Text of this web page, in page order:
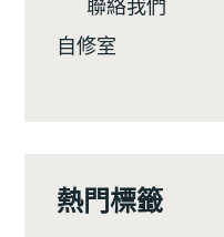
自修室
熱門標籤